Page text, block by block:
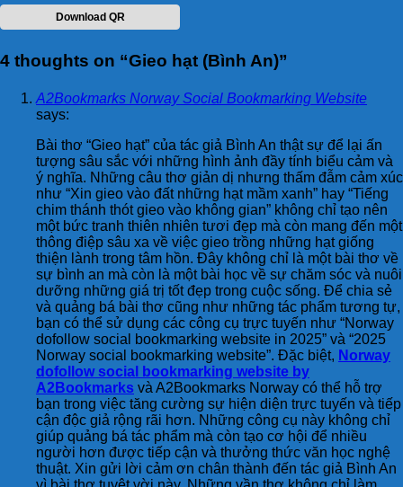
Download QR
4 thoughts on “Gieo hạt (Bình An)”
A2Bookmarks Norway Social Bookmarking Website
says:
Bài thơ “Gieo hạt” của tác giả Bình An thật sự để lại ấn
tượng sâu sắc với những hình ảnh đầy tính biểu cảm và
ý nghĩa. Những câu thơ giản dị nhưng thấm đẫm cảm xúc
như “Xin gieo vào đất những hạt mầm xanh” hay “Tiếng
chim thánh thót gieo vào không gian” không chỉ tạo nên
một bức tranh thiên nhiên tươi đẹp mà còn mang đến một
thông điệp sâu xa về việc gieo trồng những hạt giống
thiện lành trong tâm hồn. Đây không chỉ là một bài thơ về
sự bình an mà còn là một bài học về sự chăm sóc và nuôi
dưỡng những giá trị tốt đẹp trong cuộc sống. Để chia sẻ
và quảng bá bài thơ cũng như những tác phẩm tương tự,
bạn có thể sử dụng các công cụ trực tuyến như “Norway
dofollow social bookmarking website in 2025” và “2025
Norway social bookmarking website”. Đặc biệt, Norway
dofollow social bookmarking website by
A2Bookmarks và A2Bookmarks Norway có thể hỗ trợ
bạn trong việc tăng cường sự hiện diện trực tuyến và tiếp
cận độc giả rộng rãi hơn. Những công cụ này không chỉ
giúp quảng bá tác phẩm mà còn tạo cơ hội để nhiều
người hơn được tiếp cận và thưởng thức văn học nghệ
thuật. Xin gửi lời cảm ơn chân thành đến tác giả Bình An